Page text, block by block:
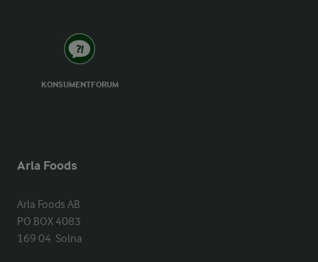
KONSUMENTFORUM
Arla Foods
Arla Foods AB
PO BOX 4083
169 04  Solna